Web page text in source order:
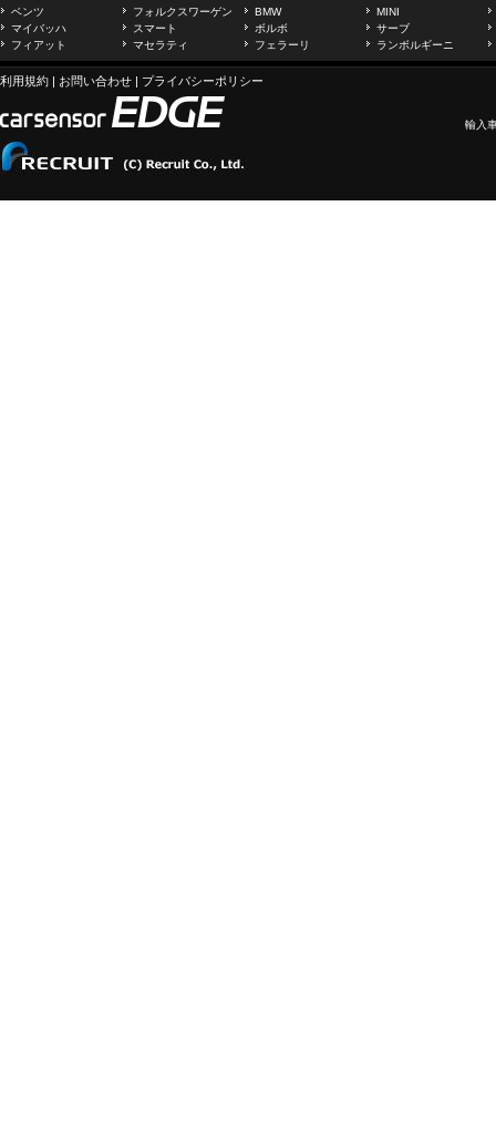
ベンツ フォルクスワーゲン BMW
MINI
マイバッハ
スマート ボルボ
サーブ
フィアット
マセラティ フェラーリ ランボルギーニ
利用規約 | お問い合わせ | プライバシーポリシー
輸入